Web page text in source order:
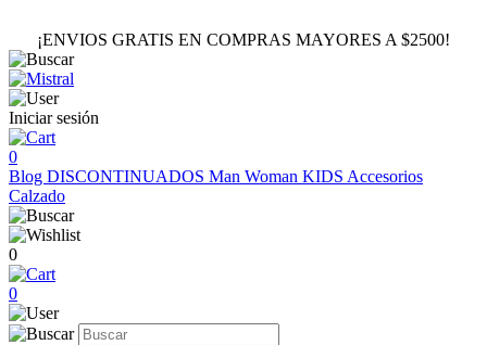
¡ENVIOS GRATIS EN COMPRAS MAYORES A $2500!
Iniciar sesión
0
Blog DISCONTINUADOS Man Woman KIDS Accesorios
Calzado
0
0